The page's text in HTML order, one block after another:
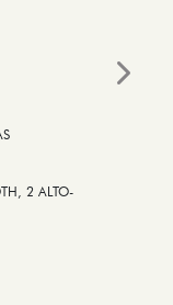
2 ALTO-
Next